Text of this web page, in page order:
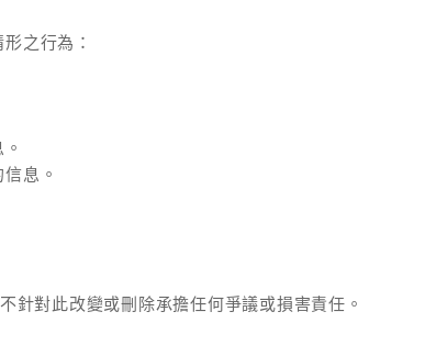
之行為：
息。
針對此改變或刪除承擔任何爭議或損害責任。